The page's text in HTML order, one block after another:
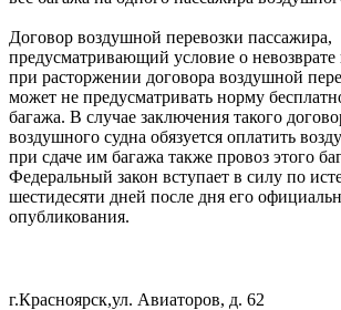
Договор воздушной перевозки пассажира,
предусматривающий условие о
при расторжении договора воздушной
может не предусматривать норму
багажа. В случае заключения такого
воздушного судна обязуется оплатить
при сдаче им багажа также провоз этого
Федеральный закон вступает в силу по
шестидесяти дней после дня его
опубликования.
г.Красноярск,ул. Авиаторов, д. 62